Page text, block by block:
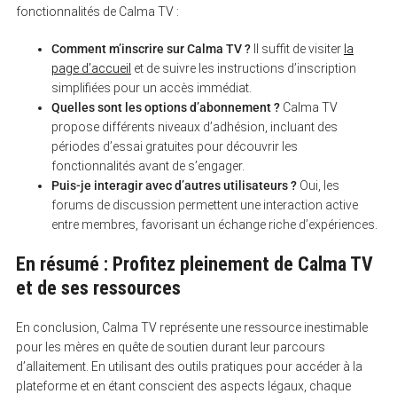
fonctionnalités de Calma TV :
Comment m’inscrire sur Calma TV ?Il suffit de visiter la
page d’accueil et de suivre les instructions d’inscription
simplifiées pour un accès immédiat.
Quelles sont les options d’abonnement ?Calma TV
propose différents niveaux d’adhésion, incluant des
périodes d’essai gratuites pour découvrir les
fonctionnalités avant de s’engager.
Puis-je interagir avec d’autres utilisateurs ?Oui, les
forums de discussion permettent une interaction active
entre membres, favorisant un échange riche d’expériences.
En résumé : Profitez pleinement de Calma TV
et de ses ressources
En conclusion, Calma TV représente une ressource inestimable
pour les mères en quête de soutien durant leur parcours
d’allaitement. En utilisant des outils pratiques pour accéder à la
plateforme et en étant conscient des aspects légaux, chaque